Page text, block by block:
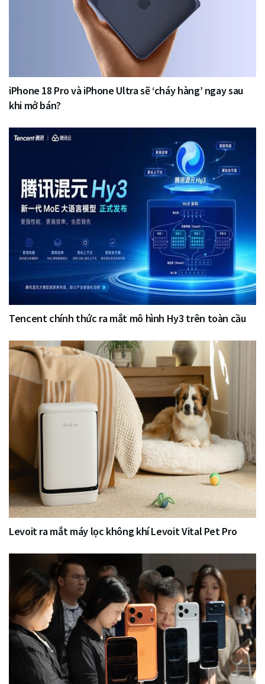
iPhone 18 Pro và iPhone Ultra sẽ ‘cháy hàng’ ngay sau
khi mở bán?
Tencent chính thức ra mắt mô hình Hy3 trên toàn cầu
Levoit ra mắt máy lọc không khí Levoit Vital Pet Pro